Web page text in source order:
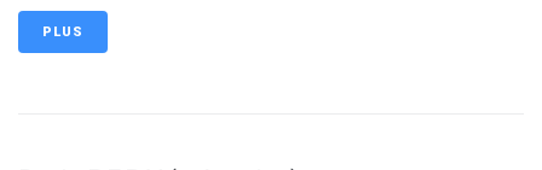
PLUS